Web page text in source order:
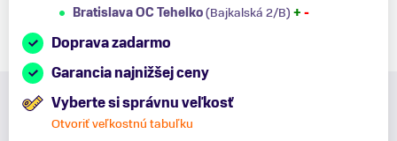
Bratislava OC Tehelko(Bajkalská 2/B) + -
Doprava zadarmo
Garancia najnižšej ceny
Vyberte si správnu veľkosť
Otvoriť veľkostnú tabuľku